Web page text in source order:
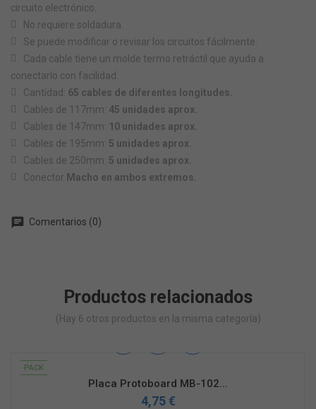
circuito electrónico.
No requiere soldadura.
Se puede modificar o revisar los circuitos fácilmente.
Cada cable tiene un molde termo retráctil que ayuda a
conectarlo con facilidad.
Cantidad: 65 cables de diferentes longitudes.
Cables de 117mm: 45 unidades aprox.
Cables de 147mm: 10 unidades aprox.
Cables de 195mm: 5 unidades aprox.
Cables de 250mm: 5 unidades aprox.
Conector Macho en ambos extremos.
chat Comentarios (0)
Productos relacionados
(Hay 6 otros productos en la misma categoría)
PACK
Placa Protoboard MB-102...
4,75 €